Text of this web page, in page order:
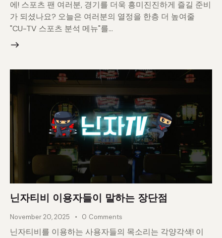
에! 스포츠 팬 여러분, 경기를 더욱 흥미진진하게 즐길 준비
가 되셨나요? 오늘은 여러분의 열정을 한층 더 높여줄
"CU-TV 스포츠 분석 메뉴"를…
닌자티비 이용자들이 말하는 장단점
November 20, 2025 0 Comments
닌자티비를 이용하는 사용자들의 목소리는 각양각색! 이